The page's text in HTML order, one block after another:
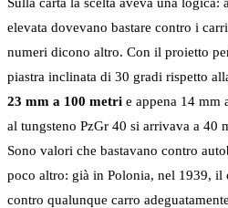
elevata dovevano bastare contro i
numeri dicono altro. Con il proietto
piastra inclinata di 30 gradi rispetto
23 mm a 100 metri e appena 14 mm
al tungsteno PzGr 40 si arrivava a 40
Sono valori che bastavano contro
poco altro: già in Polonia, nel 1939, il
contro qualunque carro